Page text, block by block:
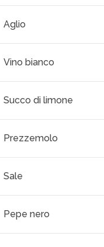
Aglio
Vino bianco
Succo di limone
Prezzemolo
Sale
Pepe nero